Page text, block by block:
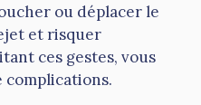
ou déplacer le
et risquer
ces gestes, vous
complications.